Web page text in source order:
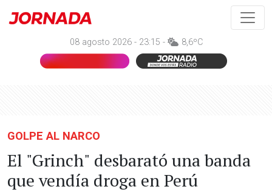
08 agosto 2026 - 23:15 - 8,6ºC
GOLPE AL NARCO
El "Grinch" desbarató una banda
que vendía droga en Perú